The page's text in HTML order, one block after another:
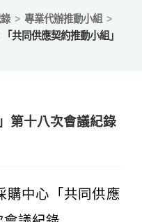
專業代辦推動小組
「共同供應契約推動小組」
第十八次會議紀錄
購中心「共同供應